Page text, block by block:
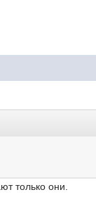
только они.